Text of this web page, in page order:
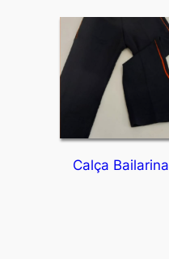
Calça Bailarina